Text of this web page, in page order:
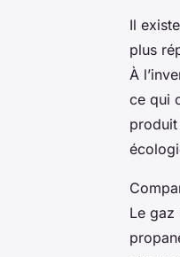
Il
plus
À
ce qui
Le gaz